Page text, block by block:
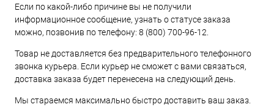
Если по какой-либо причине вы не получили
информационное сообщение, узнать о статусе заказа
можно, позвонив по телефону: 8 (800) 700-96-12.
Товар не доставляется без предварительного телефонного
звонка курьера. Если курьер не сможет с вами связаться,
доставка заказа будет перенесена на следующий день.
Мы стараемся максимально быстро доставить ваш заказ.